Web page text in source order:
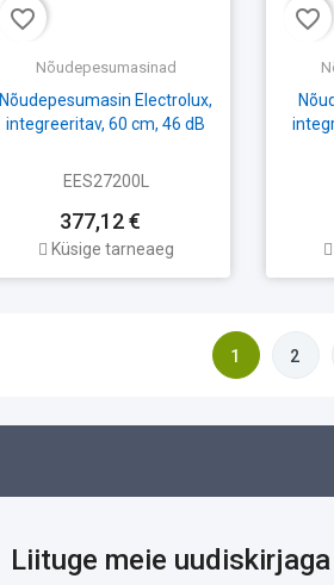
favorite_border
Nõudepesumasinad
Nõudepesumasin Electrolux,
integreeritav, 60 cm, 46 dB
EES27200L
377,12 €
Küsige tarneaeg
favorite_border
1 2
Liituge meie uudiskirjaga